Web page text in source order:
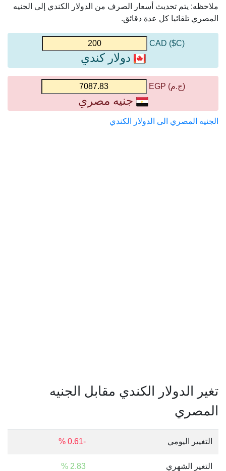
ملاحظه: يتم تحديث أسعار الصرف من الدولار الكندي إلى الجنيه
المصري تلقائيا كل عدة دقائق.
(C$) CAD
دولار كندي
(ج.م) EGP
جنيه مصري
الجنيه المصري الى الدولار الكندي
تغير الدولار الكندي مقابل الجنيه
المصري
التغيير اليومي -0.61 %
التغير الشهري 2.83 %